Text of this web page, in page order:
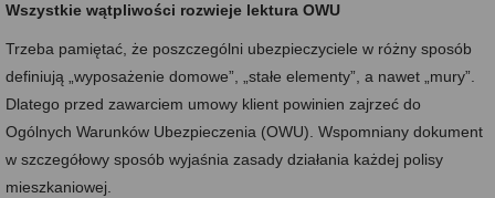
Wszystkie wątpliwości rozwieje lektura OWU
Trzeba pamiętać, że poszczególni ubezpieczyciele w różny sposób
definiują „wyposażenie domowe”, „stałe elementy”, a nawet „mury”.
Dlatego przed zawarciem umowy klient powinien zajrzeć do
Ogólnych Warunków Ubezpieczenia (OWU). Wspomniany dokument
w szczegółowy sposób wyjaśnia zasady działania każdej polisy
mieszkaniowej.